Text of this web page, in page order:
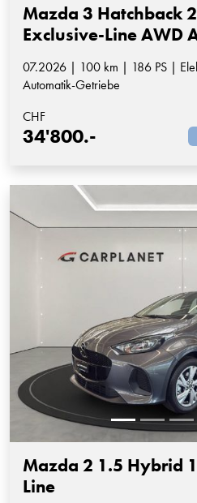
Mazda 3 Hatchback
Exclusive-Line AWD
07.2026 | 100 km | 186 PS |
Automatik-Getriebe
CHF
34'800.-
Mazda 2 1.5 Hybrid
Line